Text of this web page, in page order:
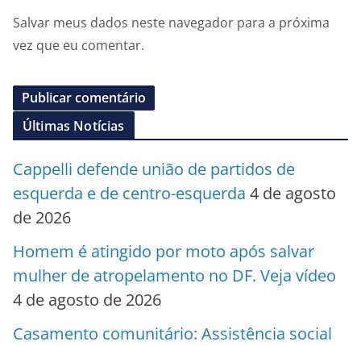
Salvar meus dados neste navegador para a próxima
vez que eu comentar.
Últimas Notícias
Cappelli defende união de partidos de
esquerda e de centro-esquerda 4 de agosto
de 2026
Homem é atingido por moto após salvar
mulher de atropelamento no DF. Veja vídeo
4 de agosto de 2026
Casamento comunitário: Assistência social